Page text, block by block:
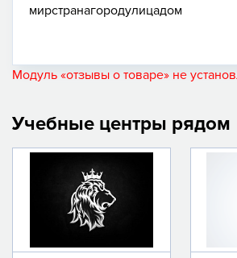
мирстранагородулицадом
Модуль «отзывы о товаре» не
Учебные центры рядом